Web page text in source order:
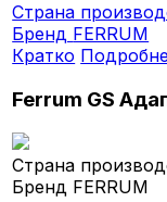
Страна
Бренд FERRUM
Кратко
Ferrum GS
Страна
Бренд FERRUM